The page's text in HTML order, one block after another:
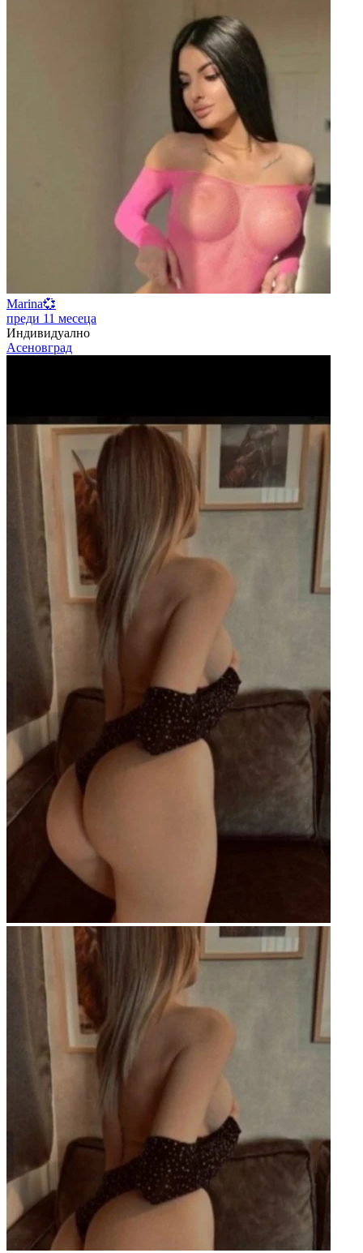
Marina💞
преди 11 месеца
Индивидуално
Асеновград